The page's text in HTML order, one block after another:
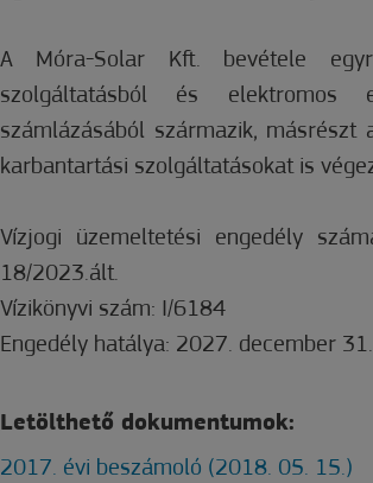
A Móra-Solar Kft. bevétele
szolgáltatásból és elektromos
számlázásából származik, másrészt
karbantartási szolgáltatásokat is
Vízjogi üzemeltetési engedély
18/2023.ált.
Vízikönyvi szám: I/6184
Engedély hatálya: 2027. december 31.
Letölthető dokumentumok:
2017. évi beszámoló (2018. 05. 15.)